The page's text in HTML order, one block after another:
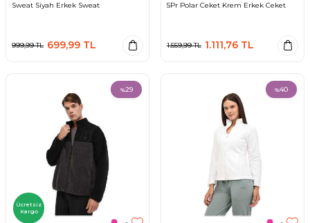
Sweat Siyah Erkek Sweat
999,99TL 699,99 TL
5Pr Polar Ceket Krem Erkek Ceket
1.559,99TL 1.111,76 TL
%29
Ücretsiz
Kargo
%40